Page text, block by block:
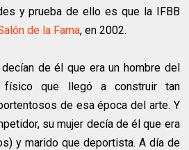
y prueba de ello es que la IFBB
de la Fama, en 2002.
de él que era un hombre del
físico que llegó a construir tan
de esa época del arte. Y
su mujer decía de él que era
y marido que deportista. A día de